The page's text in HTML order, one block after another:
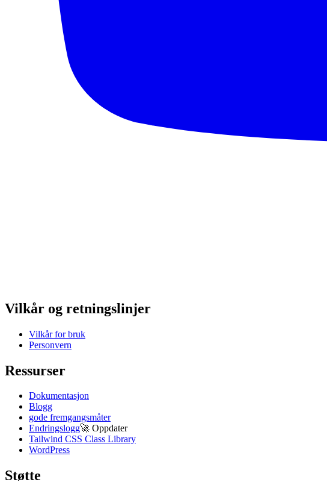
Vilkår og retningslinjer
Vilkår for bruk
Personvern
Ressurser
Dokumentasjon
Blogg
gode fremgangsmåter
Endringslogg🚀 Oppdater
Tailwind CSS Class Library
WordPress
Støtte